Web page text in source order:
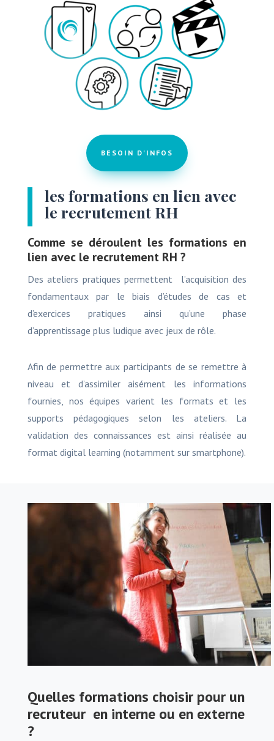
BESOIN D'INFOS
les formations en lien avec
le recrutement RH
Comme se déroulent les formations en
lien avec le recrutement RH ?
Des ateliers pratiques permettent l’acquisition des
fondamentaux par le biais d’études de cas et
d’exercices pratiques ainsi qu’une phase
d’apprentissage plus ludique avec jeux de rôle.
Afin de permettre aux participants de se remettre à
niveau et d’assimiler aisément les informations
fournies, nos équipes varient les formats et les
supports pédagogiques selon les ateliers. La
validation des connaissances est ainsi réalisée au
format digital learning (notamment sur smartphone).
Quelles formations choisir pour un
recruteur en interne ou en externe
?